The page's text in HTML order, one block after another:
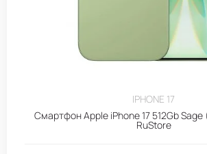
IPHONE 17
Смартфон Apple iPhone 17 512Gb
RuStore